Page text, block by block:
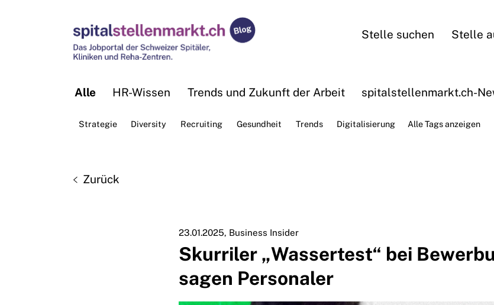
Stelle
Stelle suchen
Alle HR-Wissen Trends und Zukunft der Arbeit spitalstellenmarkt.ch-
Strategie Diversity Recruiting Gesundheit Trends Digitalisierung Alle Tags anzeigen
Zurück
23.01.2025 Business Insider
Skurriler „Wassertest“ bei
sagen Personaler